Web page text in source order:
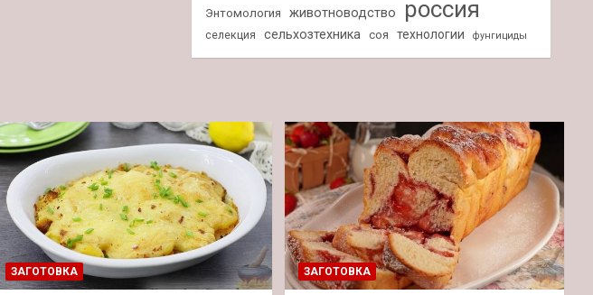
Энтомология животноводство россия
селекция сельхозтехника соя технологии фунгициды
ЗАГОТОВКА ЗАГОТОВКА